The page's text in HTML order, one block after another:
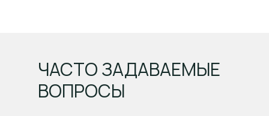
ЧАСТО ЗАДАВАЕМЫЕ
ВОПРОСЫ